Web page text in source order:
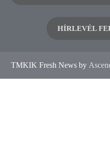
HÍRLEVÉL
TMKIK Fresh News by